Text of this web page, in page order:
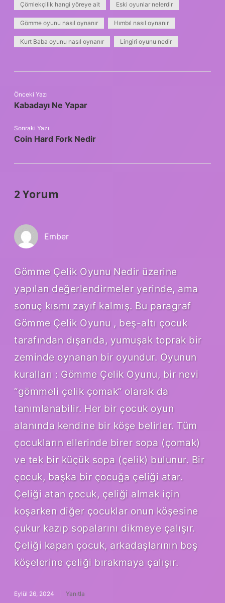
Çömlekçilik hangi yöreye ait Eski oyunlar nelerdir
Gömme oyunu nasıl oynanır Hımbıl nasıl oynanır
Kurt Baba oyunu nasıl oynanır Lingiri oyunu nedir
Önceki Yazı
Kabadayı Ne Yapar
Sonraki Yazı
Coin Hard Fork Nedir
2 Yorum
Ember
Gömme Çelik Oyunu Nedir üzerine
yapılan değerlendirmeler yerinde, ama
sonuç kısmı zayıf kalmış. Bu paragraf
Gömme Çelik Oyunu , beş-altı çocuk
tarafından dışarıda, yumuşak toprak bir
zeminde oynanan bir oyundur. Oyunun
kuralları : Gömme Çelik Oyunu, bir nevi
“gömmeli çelik çomak” olarak da
tanımlanabilir. Her bir çocuk oyun
alanında kendine bir köşe belirler. Tüm
çocukların ellerinde birer sopa (çomak)
ve tek bir küçük sopa (çelik) bulunur. Bir
çocuk, başka bir çocuğa çeliği atar.
Çeliği atan çocuk, çeliği almak için
koşarken diğer çocuklar onun köşesine
çukur kazıp sopalarını dikmeye çalışır.
Çeliği kapan çocuk, arkadaşlarının boş
köşelerine çeliği bırakmaya çalışır.
Eylül 26, 2024 Yanıtla